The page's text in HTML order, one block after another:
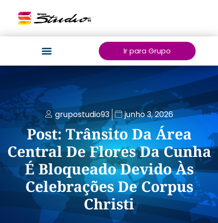
Ir para Grupo
grupostudio93 junho 3, 2026
Post: Trânsito Da Área
Central De Flores Da Cunha
É Bloqueado Devido Às
Celebrações De Corpus
Christi